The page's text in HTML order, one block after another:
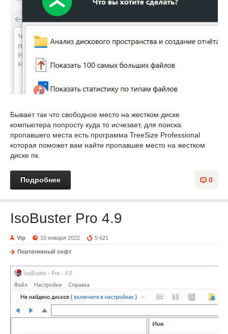
Бывает так что свободное место на жестком диске
компьютера попросту куда то исчезает, для поиска
пропавшего места есть программа TreeSize Professional
которая поможет вам найти пропавшее место на жестком
диске пк.
0
Подробнее
IsoBuster Pro 4.9
Vip 10 января 2022 5 621
Портативный софт